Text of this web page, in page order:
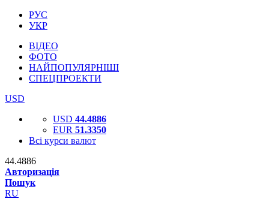
РУС
УКР
ВІДЕО
ФОТО
НАЙПОПУЛЯРНІШІ
СПЕЦПРОЕКТИ
USD
USD 44.4886
EUR 51.3350
Всі курси валют
44.4886
Авторизація
Пошук
RU